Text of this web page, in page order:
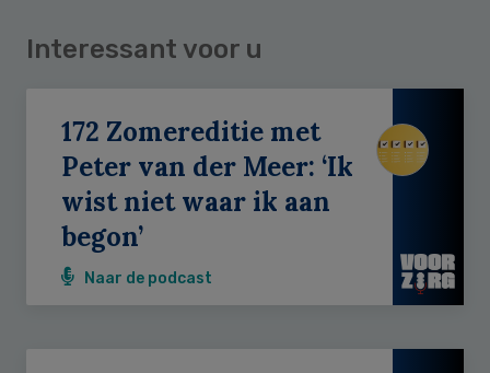
Interessant voor u
172 Zomereditie met
Peter van der Meer: ‘Ik
wist niet waar ik aan
begon’
Naar de podcast